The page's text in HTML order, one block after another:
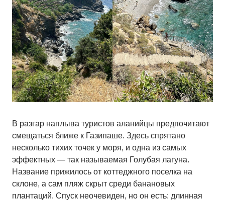
В разгар наплыва туристов аланийцы предпочитают
смещаться ближе к Газипаше. Здесь спрятано
несколько тихих точек у моря, и одна из самых
эффектных — так называемая Голубая лагуна.
Название прижилось от коттеджного поселка на
склоне, а сам пляж скрыт среди банановых
плантаций. Спуск неочевиден, но он есть: длинная